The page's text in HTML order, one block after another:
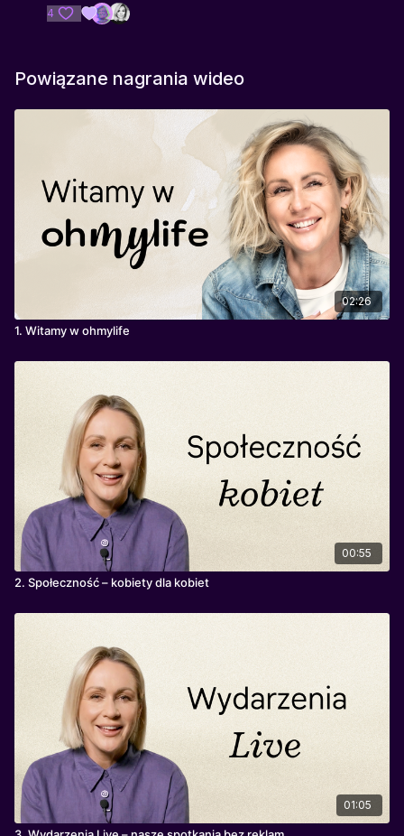
4
Powiązane nagrania wideo
02:26
1. Witamy w ohmylife
00:55
2. Społeczność – kobiety dla kobiet
01:05